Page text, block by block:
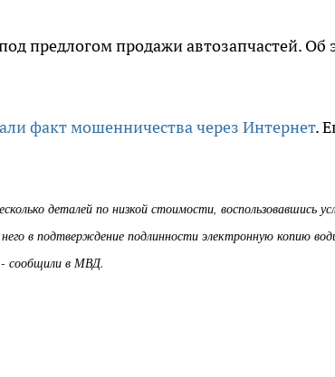
предлогом продажи автозапчастей. Об
факт мошенничества через Интернет.
деталей по низкой стоимости, воспользовавшись
в подтверждение подлинности электронную копию
- сообщили в МВД.